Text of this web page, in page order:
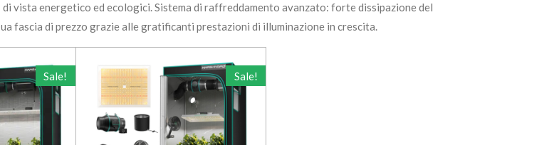
vista energetico ed ecologici. Sistema di raffreddamento avanzato: forte dissipazione del
fascia di prezzo grazie alle gratificanti prestazioni di illuminazione in crescita.
Sale! Sale!